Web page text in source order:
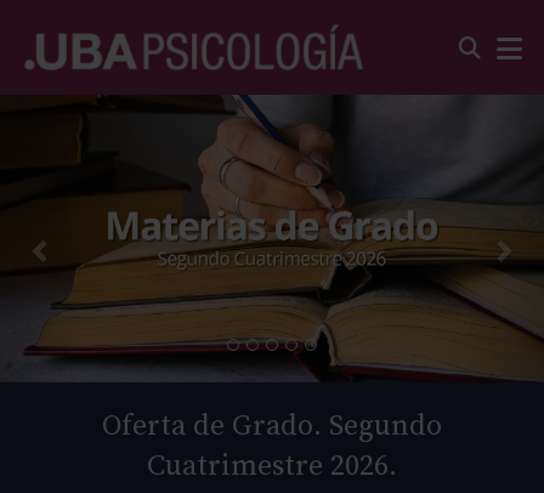
Oferta de Grado. Segundo
Cuatrimestre 2026.